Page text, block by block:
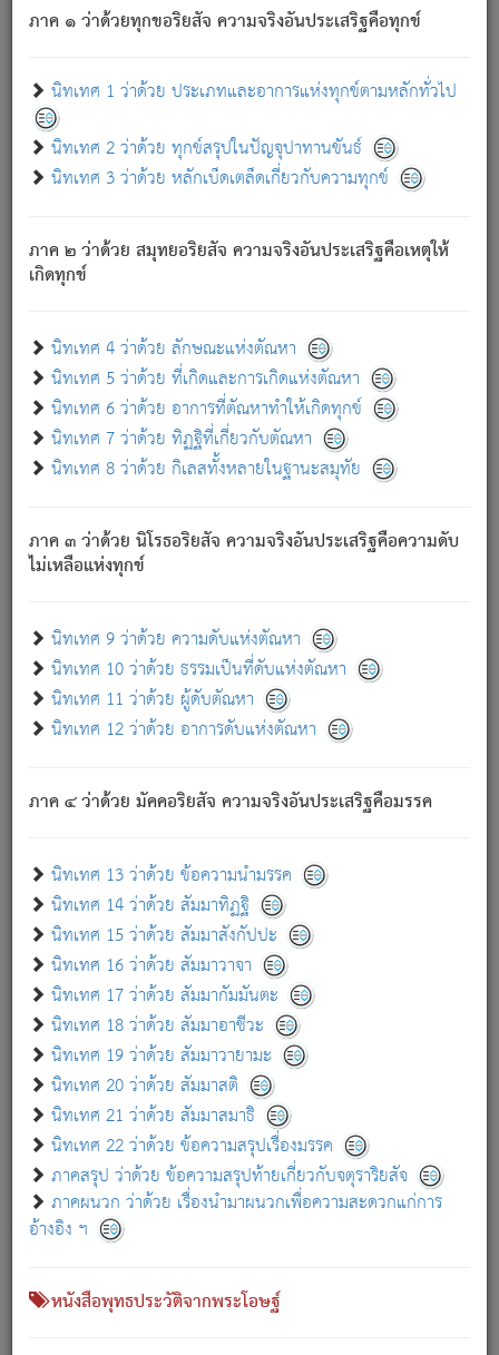
ภาค ๑ ว่าด้วยทุกขอริยสัจ ความจริงอันประเสริฐคือทุกข์
นิทเทศ 1 ว่าด้วย ประเภทและอาการแห่งทุกข์ตามหลักทั่วไป
นิทเทศ 2 ว่าด้วย ทุกข์สรุปในปัญจุปาทานขันธ์
นิทเทศ 3 ว่าด้วย หลักเบ็ดเตล็ดเกี่ยวกับความทุกข์
ภาค ๒ ว่าด้วย สมุทยอริยสัจ ความจริงอันประเสริฐคือเหตุให้
เกิดทุกข์
นิทเทศ 4 ว่าด้วย ลักษณะแห่งตัณหา
นิทเทศ 5 ว่าด้วย ที่เกิดและการเกิดแห่งตัณหา
นิทเทศ 6 ว่าด้วย อาการที่ตัณหาทำให้เกิดทุกข์
นิทเทศ 7 ว่าด้วย ทิฏฐิที่เกี่ยวกับตัณหา
นิทเทศ 8 ว่าด้วย กิเลสทั้งหลายในฐานะสมุทัย
ภาค ๓ ว่าด้วย นิโรธอริยสัจ ความจริงอันประเสริฐคือความดับ
ไม่เหลือแห่งทุกข์
นิทเทศ 9 ว่าด้วย ความดับแห่งตัณหา
นิทเทศ 10 ว่าด้วย ธรรมเป็นที่ดับแห่งตัณหา
นิทเทศ 11 ว่าด้วย ผู้ดับตัณหา
นิทเทศ 12 ว่าด้วย อาการดับแห่งตัณหา
ภาค ๔ ว่าด้วย มัคคอริยสัจ ความจริงอันประเสริฐคือมรรค
นิทเทศ 13 ว่าด้วย ข้อความนำมรรค
นิทเทศ 14 ว่าด้วย สัมมาทิฏฐิ
นิทเทศ 15 ว่าด้วย สัมมาสังกัปปะ
นิทเทศ 16 ว่าด้วย สัมมาวาจา
นิทเทศ 17 ว่าด้วย สัมมากัมมันตะ
นิทเทศ 18 ว่าด้วย สัมมาอาชีวะ
นิทเทศ 19 ว่าด้วย สัมมาวายามะ
นิทเทศ 20 ว่าด้วย สัมมาสติ
นิทเทศ 21 ว่าด้วย สัมมาสมาธิ
นิทเทศ 22 ว่าด้วย ข้อความสรุปเรื่องมรรค
ภาคสรุป ว่าด้วย ข้อความสรุปท้ายเกี่ยวกับจตุราริยสัจ
ภาคผนวก ว่าด้วย เรื่องนำมาผนวกเพื่อความสะดวกแก่การ
อ้างอิง ฯ
หนังสือพุทธประวัติจากพระโอษฐ์
ภพ ว่ามีได้เพราะวิภพ[2]: เรากล่าวว่า สมณะหรือพราหมณ์ทั้ง
ปวงนั้น ก็ยังสลัดภพออกไปไม่ได้.
ก็ทุกข์นี้มีขึ้น เพราะอาศัยซึ่งอุปธิทั้งปวง.
เพราะความสิ้นไปแห่งอุปาทานทั้งปวง ความเกิดขึ้นแห่ง
ทุกข์จึงไม่มี.
ท่านจงดูโลกนี้เถิด (จะเห็นว่า) สัตว์ทั้งหลายอันอวิชาหนา
แน่นบังหนาแล้ว; และว่า สัตว์ผู้ยินดีในภพอันเป็นแล้วนั้น ย่อม
อันเป็นไปในที่หรือเวลาทั้งปวง[3]เพื่อความมีแห่งประโยชน์โดย
ประการทั้งปวง; ภพทั้งหลายทั้งหมดนั้น ไม่เที่ยง เป็นทุกข์ มี
ความแปรปรวนเป็นธรรมดา.
อย่างนี้อยู่; เขาย่อมละภวตัณหาได้ และไม่เพลิดเพลินวิภวตัณหา
ด้วย.
ความดับเพราะความสำรอกไม่เหลือ (แห่งภพทั้งหลาย)
เพราะความสิ้นไปแห่งตัณหาโดยประการทั้งปวง นั้นคือ
นิพพาน.
ภพใหม่ย่อมไม่มีแก่ภิกษุนั้น ผู้ดับเย็นสนิทแล้ว เพราะไม่มี
ภิกษุนั้น เป็นผู้ครอบงำมารได้แล้ว ชนะสงครามแล้ว ก้าวล่วง
ภพทั้งหลายทั้งปวงได้แล้ว เป็นผู้คงที่ (คือไม่เปลี่ยนแปลงอีกต่อ
- อุ.ขุ. ๒๕/๑๒๑/๘๔.
(ข้อความนี้ เป็นพระพุทธอุทานที่ทรงเปล่งออก ที่โคนต้นโพธิ์
เป็นที่ตรัสรู้ เมื่อตรัสรู้แล้วได้ 7 วัน)
เกี่ยวกับธรรมโฆษณ์ออนไลน์ (Disclaimer)
แม้ระบบ "ธรรมโฆษณ์ออนไลน์" พยายามปรับปรุงข้อมูลให้ถูกต้องมากที่สุด
ผู้ศึกษาก็พึงตรวจสอบกับตัวเล่มหนังสือต้นฉบับ ที่มีการพิมพ์ครั้งล่าสุด
ก่อนนำข้อมูลไปใช้ในการอ้างอิง"
เกี่ยวกับอัตถจารี|เกี่ยวกับการพัฒนา|แจ้งข้อผิดพลาด / แนะนำ
หนังสือที่เกี่ยวข้อง